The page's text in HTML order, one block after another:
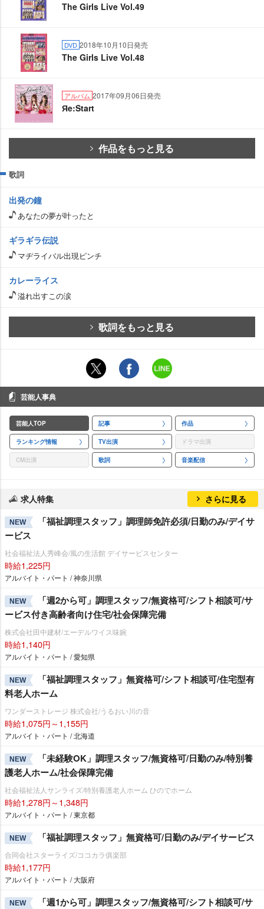
The Girls Live Vol.49
DVD 2018年10月10日発売
The Girls Live Vol.48
アルバム 2017年09月06日発売
Яe:Start
作品をもっと見る
歌詞
出発の鐘
あなたの夢が叶ったと
ギラギラ伝説
マヂライバル出現ピンチ
カレーライス
溢れ出すこの涙
歌詞をもっと見る
芸能人事典
芸能人TOP 記事 作品
ランキング情報 TV出演 ドラマ出演
CM出演 歌詞 音楽配信
求人特集 さらに見る
NEW
「福祉調理スタッフ」調理師免許必須/日勤のみ/デイサ
ービス
社会福祉法人秀峰会/風の生活館 デイサービスセンター
時給1,225円
アルバイト・パート / 神奈川県
NEW
「週2から可」調理スタッフ/無資格可/シフト相談可/サ
ービス付き高齢者向け住宅/社会保障完備
株式会社田中建材/エーデルワイス味鋺
時給1,140円
アルバイト・パート / 愛知県
NEW
「福祉調理スタッフ」無資格可/シフト相談可/住宅型有
料老人ホーム
ワンダーストレージ 株式会社/うるおい川の音
時給1,075円～1,155円
アルバイト・パート / 北海道
NEW
「未経験OK」調理スタッフ/無資格可/日勤のみ/特別養
護老人ホーム/社会保障完備
社会福祉法人サンライズ/特別養護老人ホーム ひのでホーム
時給1,278円～1,348円
アルバイト・パート / 東京都
NEW 「福祉調理スタッフ」無資格可/日勤のみ/デイサービス
合同会社スターライズ/ココカラ俱楽部
時給1,177円
アルバイト・パート / 大阪府
NEW 「週1から可」調理スタッフ/無資格可/シフト相談可/サ